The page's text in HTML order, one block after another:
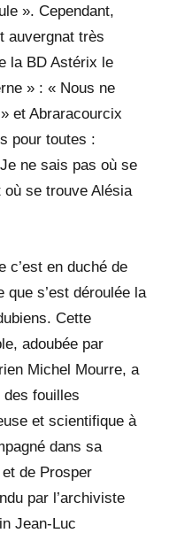
». Cependant,
auvergnat très
la BD Astérix le
» : « Nous ne
et Abraracourcix
pour toutes :
ne sais pas où se
se trouve Alésia
c’est en duché de
que s’est déroulée la
Cette
adoubée par
Michel Mourre, a
fouilles
et scientifique à
dans sa
de Prosper
par l’archiviste
Jean-Luc